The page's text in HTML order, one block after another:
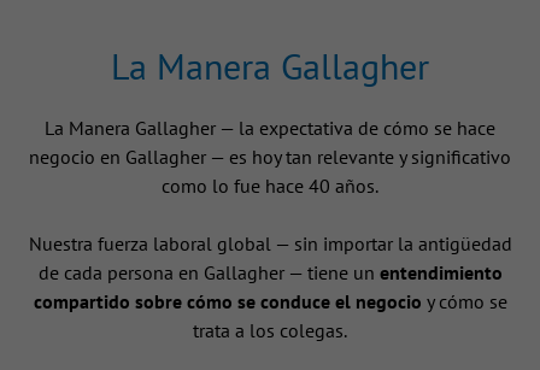
La Manera Gallagher
La Manera Gallagher — la expectativa de cómo se hace
negocio en Gallagher — es hoy tan relevante y significativo
como lo fue hace 40 años.
Nuestra fuerza laboral global — sin importar la antigüedad
de cada persona en Gallagher — tiene un entendimiento
compartido sobre cómo se conduce el negocio y cómo se
trata a los colegas.